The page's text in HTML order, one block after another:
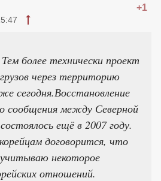
+1
более технически проект
через территорию
сегодня.Восстановление
сообщения между Северной
ещё в 2007 году.
договорится, что
некоторое
отношений.